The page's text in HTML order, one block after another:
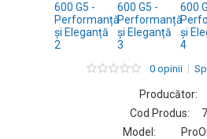
0 opinii
Producător:
Cod Produs:
Model: